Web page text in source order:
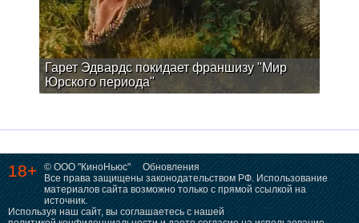
Гарет Эдвардс покидает франшизу "Мир
Юрского периода"
18+ © ООО "КиноНьюс"
Обновления
Все права защищены законодательством РФ. Использование
материалов сайта возможно только с прямой ссылкой на
источник.
Используя наш сайт, вы соглашаетесь с нашей